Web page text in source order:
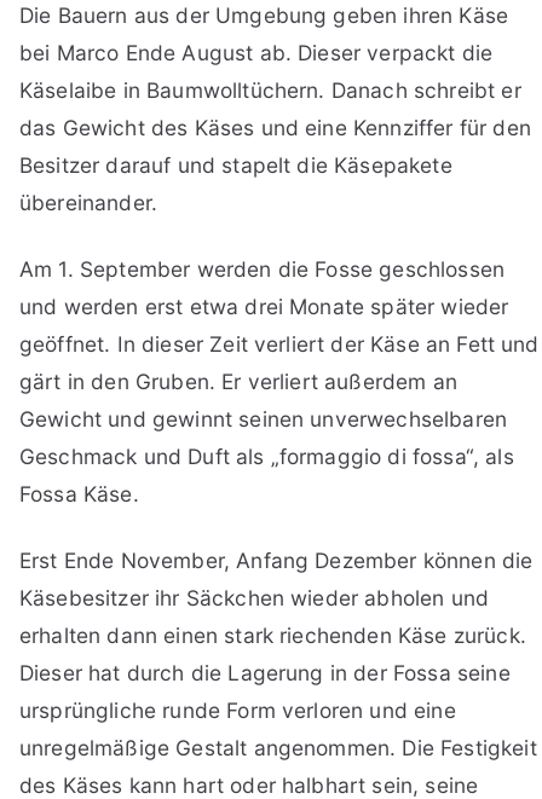
Die Bauern aus der Umgebung geben ihren Käse
bei Marco Ende August ab. Dieser verpackt die
Käselaibe in Baumwolltüchern. Danach schreibt er
das Gewicht des Käses und eine Kennziffer für den
Besitzer darauf und stapelt die Käsepakete
übereinander.
Am 1. September werden die Fosse geschlossen
und werden erst etwa drei Monate später wieder
geöffnet. In dieser Zeit verliert der Käse an Fett und
gärt in den Gruben. Er verliert außerdem an
Gewicht und gewinnt seinen unverwechselbaren
Geschmack und Duft als „formaggio di fossa“, als
Fossa Käse.
Erst Ende November, Anfang Dezember können die
Käsebesitzer ihr Säckchen wieder abholen und
erhalten dann einen stark riechenden Käse zurück.
Dieser hat durch die Lagerung in der Fossa seine
ursprüngliche runde Form verloren und eine
unregelmäßige Gestalt angenommen. Die Festigkeit
des Käses kann hart oder halbhart sein, seine